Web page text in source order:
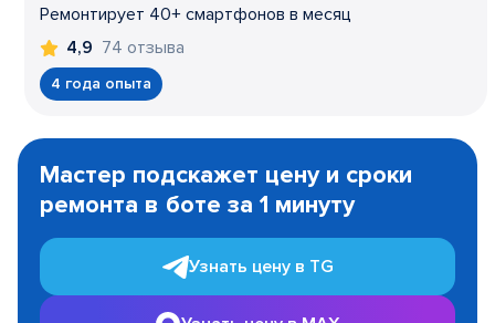
Ремонтирует 40+ смартфонов в месяц
4,9 74 отзыва
4 года опыта
1
Мастер подскажет цену и сроки
ремонта в боте за 1 минуту
Узнать цену в TG